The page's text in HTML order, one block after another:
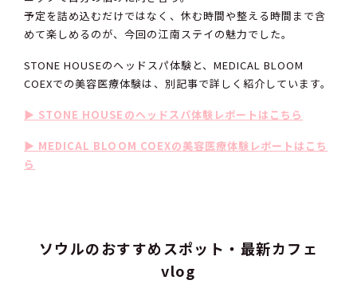
予定を詰め込むだけではなく、休む時間や整える時間まで含
めて楽しめるのが、今回の江南ステイの魅力でした。
STONE HOUSEのヘッドスパ体験と、MEDICAL BLOOM
COEXでの美容医療体験は、別記事で詳しく紹介しています。
▶︎ STONE HOUSEのヘッドスパ体験レポートはこちら
▶︎ MEDICAL BLOOM COEXの美容医療体験レポートはこち
ら
ソウルのおすすめスポット・最新カフェ
vlog